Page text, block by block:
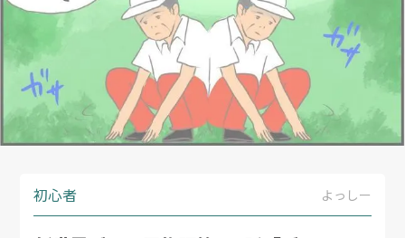
初心者 よっしー